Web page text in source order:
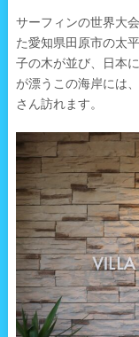
サーフィンの世界大
た愛知県田原市の太
子の木が並び、日本
が漂うこの海岸には
さん訪れます。